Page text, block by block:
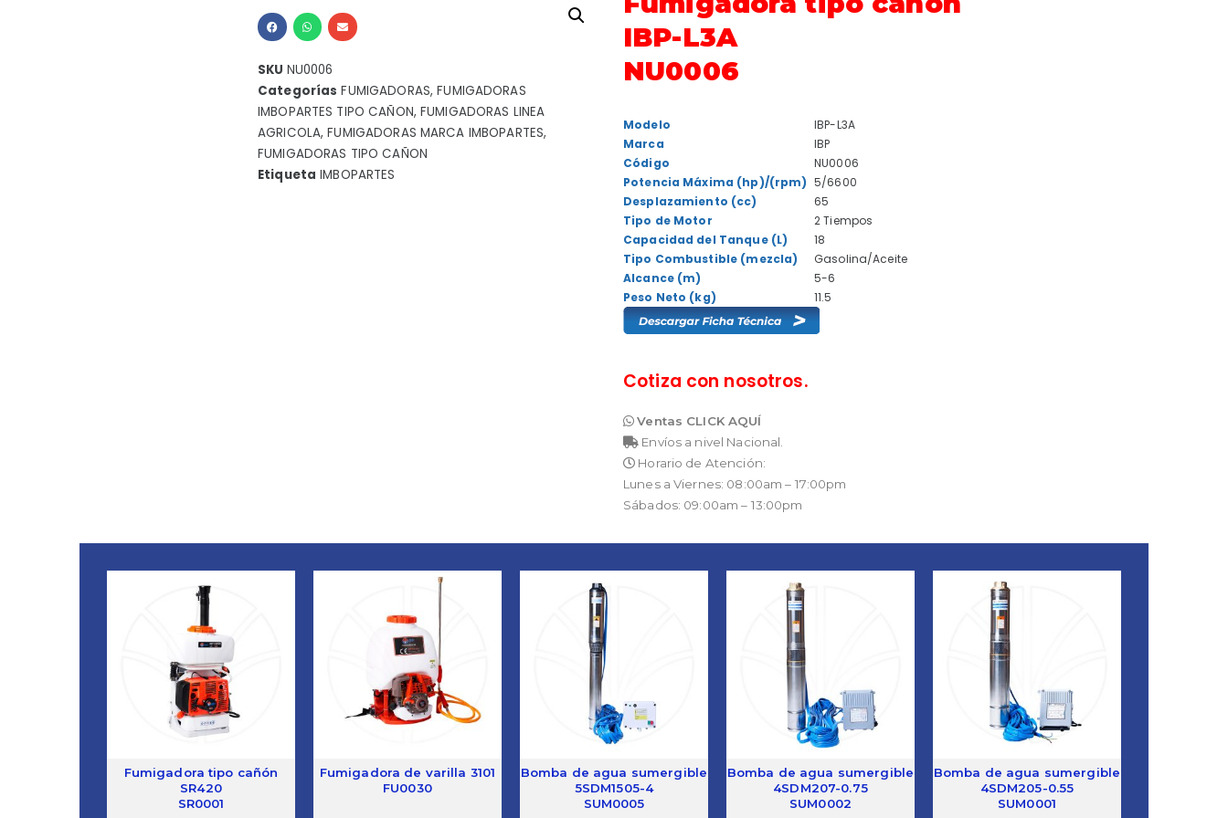
SKU NU0006
Categorías FUMIGADORAS,FUMIGADORAS
IMBOPARTES TIPO CAÑON,FUMIGADORAS LINEA
AGRICOLA,FUMIGADORAS MARCA IMBOPARTES,
FUMIGADORAS TIPO CAÑON
Etiqueta IMBOPARTES
IBP-L3A
NU0006
Modelo
Marca
Código
Potencia Máxima (hp)/(rpm)
Desplazamiento (cc)
Tipo de Motor
Capacidad del Tanque (L)
Tipo Combustible (mezcla)
Alcance (m)
Peso Neto (kg)
IBP-L3A
IBP
NU0006
5/6600
65
2 Tiempos
18
Gasolina/Aceite
5-6
11.5
Cotiza con nosotros.
Ventas CLICK AQUÍ
Envíos a nivel Nacional.
Horario de Atención:
Lunes a Viernes: 08:00am – 17:00pm
Sábados: 09:00am – 13:00pm
Fumigadora tipo cañón
SR420
SR0001
Fumigadora de varilla 3101
FU0030
Bomba de agua sumergible
5SDM1505-4
SUM0005
Bomba de agua sumergible
4SDM207-0.75
SUM0002
Bomba de agua sumergible
4SDM205-0.55
SUM0001